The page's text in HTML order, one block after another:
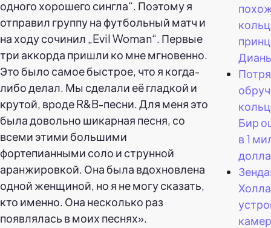
одного хорошего сингла“. Поэтому я
отправил группу на футбольный матч и
на ходу сочинил „Evil Woman“. Первые
три аккорда пришли ко мне мгновенно.
Это было самое быстрое, что я когда-
либо делал. Мы сделали её гладкой и
крутой, вроде R&B-песни. Для меня это
была довольно шикарная песня, со
всеми этими большими
фортепианными соло и струнной
аранжировкой. Она была вдохновлена
одной женщиной, но я не могу сказать,
кто именно. Она несколько раз
появлялась в моих песнях».
Бир
в 1